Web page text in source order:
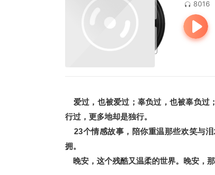
8016
爱过，也被爱过；辜负过，也被辜负过
行过，更多地却是独行。
23个情感故事，陪你重温那些欢笑与泪
拥。
晚安，这个残酷又温柔的世界。晚安，那